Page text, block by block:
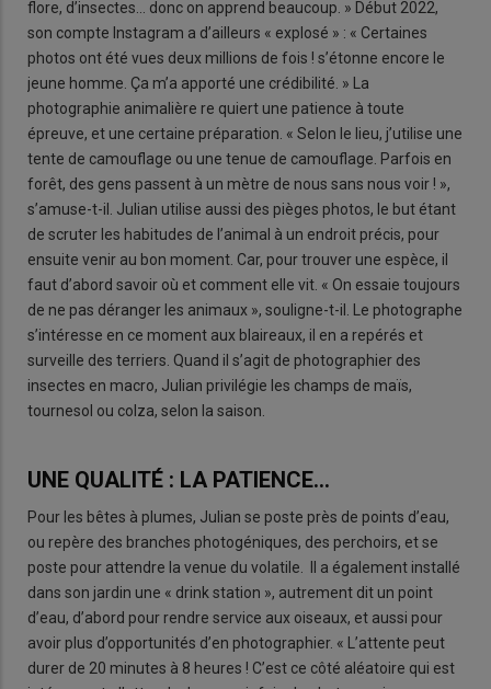
flore, d’insectes… donc on apprend beaucoup. » Début 2022,
son compte Instagram a d’ailleurs « explosé » : « Certaines
photos ont été vues deux millions de fois ! s’étonne encore le
jeune homme. Ça m’a apporté une crédibilité. » La
photographie animalière re quiert une patience à toute
épreuve, et une certaine préparation. « Selon le lieu, j’utilise une
tente de camouflage ou une tenue de camouflage. Parfois en
forêt, des gens passent à un mètre de nous sans nous voir ! »,
s’amuse-t-il. Julian utilise aussi des pièges photos, le but étant
de scruter les habitudes de l’animal à un endroit précis, pour
ensuite venir au bon moment. Car, pour trouver une espèce, il
faut d’abord savoir où et comment elle vit. « On essaie toujours
de ne pas déranger les animaux », souligne-t-il. Le photographe
s’intéresse en ce moment aux blaireaux, il en a repérés et
surveille des terriers. Quand il s’agit de photographier des
insectes en macro, Julian privilégie les champs de maïs,
tournesol ou colza, selon la saison.
UNE QUALITÉ : LA PATIENCE…
Pour les bêtes à plumes, Julian se poste près de points d’eau,
ou repère des branches photogéniques, des perchoirs, et se
poste pour attendre la venue du volatile. Il a également installé
dans son jardin une « drink station », autrement dit un point
d’eau, d’abord pour rendre service aux oiseaux, et aussi pour
avoir plus d’opportunités d’en photographier. « L’attente peut
durer de 20 minutes à 8 heures ! C’est ce côté aléatoire qui est